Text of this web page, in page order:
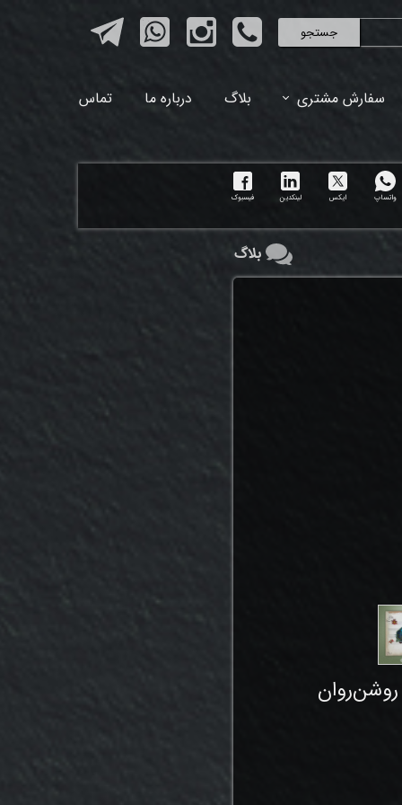
جستجو
سفارش مشتری بلاگ درباره ما تماس
واتساپ ایکس لینکدین فیسبوک
روشن‌روان
بلاگ